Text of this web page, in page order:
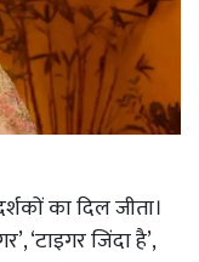
का दिल जीता।
‘टाइगर जिंदा है’,